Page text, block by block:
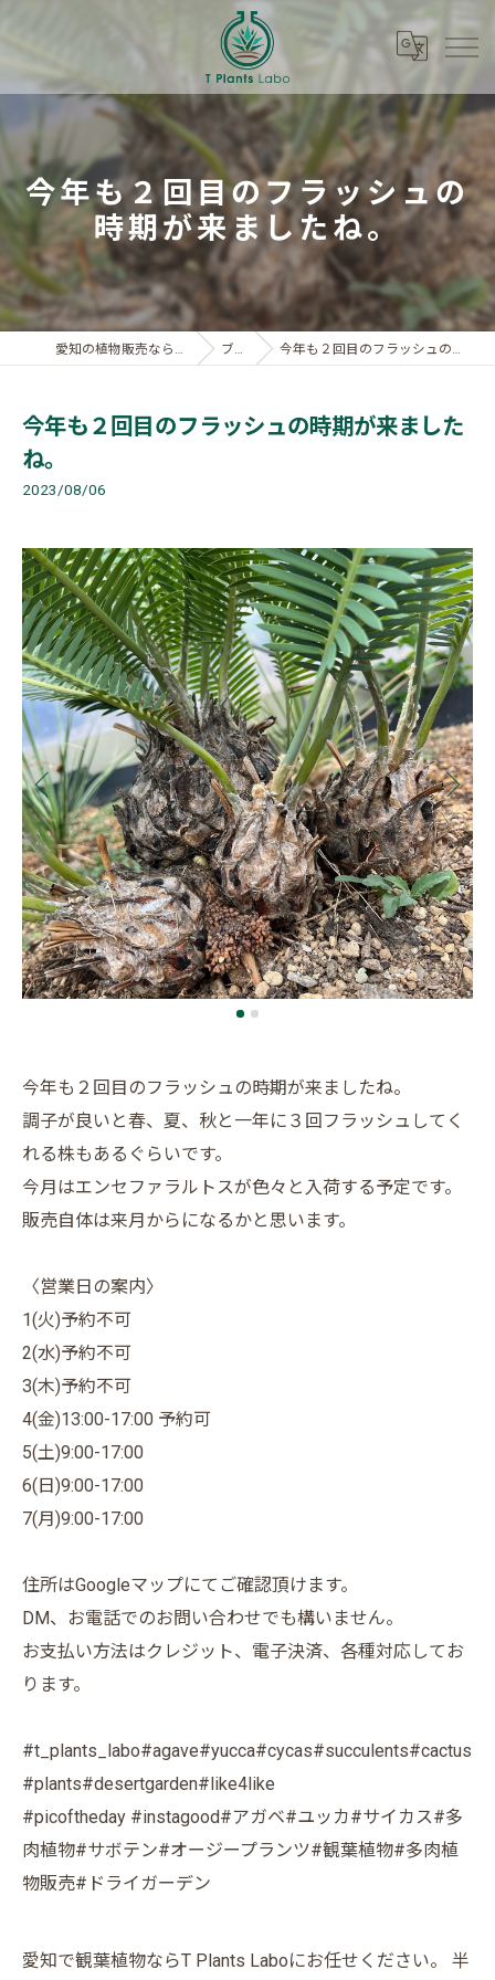
今年も２回目のフラッシュの
時期が来ましたね。
愛知の植物販売ならT Plants Labo ブログ 今年も２回目のフラッシュの時期が来ましたね。
今年も２回目のフラッシュの時期が来ました
ね。
2023/08/06
今年も２回目のフラッシュの時期が来ましたね。
調子が良いと春、夏、秋と一年に３回フラッシュしてく
れる株もあるぐらいです。
今月はエンセファラルトスが色々と入荷する予定です。
販売自体は来月からになるかと思います。
〈営業日の案内〉
1(火)予約不可
2(水)予約不可
3(木)予約不可
4(金)13:00-17:00 予約可
5(土)9:00-17:00
6(日)9:00-17:00
7(月)9:00-17:00
住所はGoogleマップにてご確認頂けます。
DM、お電話でのお問い合わせでも構いません。
お支払い方法はクレジット、電子決済、各種対応してお
ります。
#t_plants_labo#agave#yucca#cycas#succulents#cactus
#plants#desertgarden#like4like
#picoftheday #instagood#アガベ#ユッカ#サイカス#多
肉植物#サボテン#オージープランツ#観葉植物#多肉植
物販売#ドライガーデン
愛知で観葉植物ならT Plants Laboにお任せください。 半